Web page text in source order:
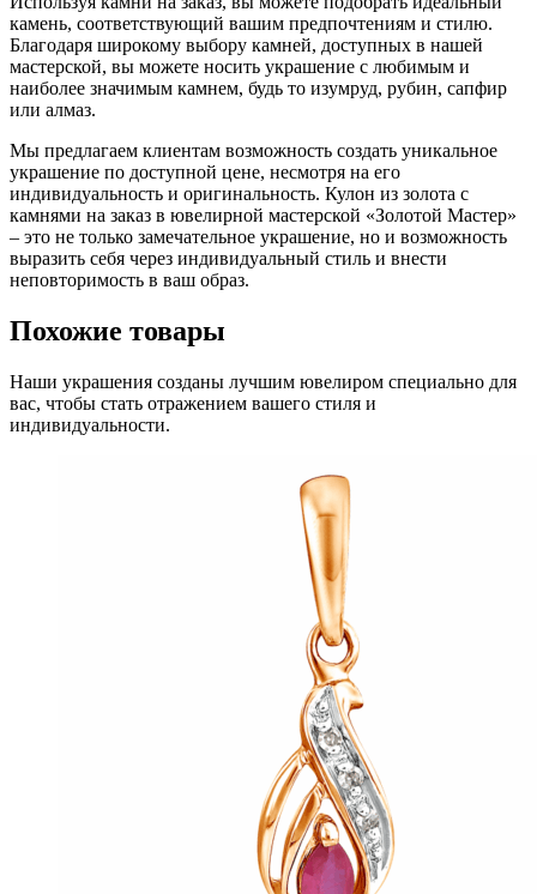
камень, соответствующий вашим предпочтениям и стилю.
Благодаря широкому выбору камней, доступных в нашей
мастерской, вы можете носить украшение с любимым и
наиболее значимым камнем, будь то изумруд, рубин, сапфир
или алмаз.
Мы предлагаем клиентам возможность создать уникальное
украшение по доступной цене, несмотря на его
индивидуальность и оригинальность. Кулон из золота с
камнями на заказ в ювелирной мастерской «Золотой Мастер»
– это не только замечательное украшение, но и возможность
выразить себя через индивидуальный стиль и внести
неповторимость в ваш образ.
Похожие товары
Наши украшения созданы лучшим ювелиром специально для
вас, чтобы стать отражением вашего стиля и
индивидуальности.